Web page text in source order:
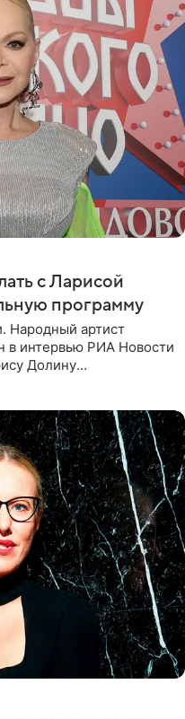
с Ларисой
программу
артист
в интервью РИА Новости
Долину